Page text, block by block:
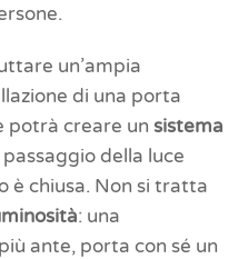
un’ampia
di una porta
potrà creare un sistema
della luce
è chiusa. Non si tratta
: una
ante, porta con sé un